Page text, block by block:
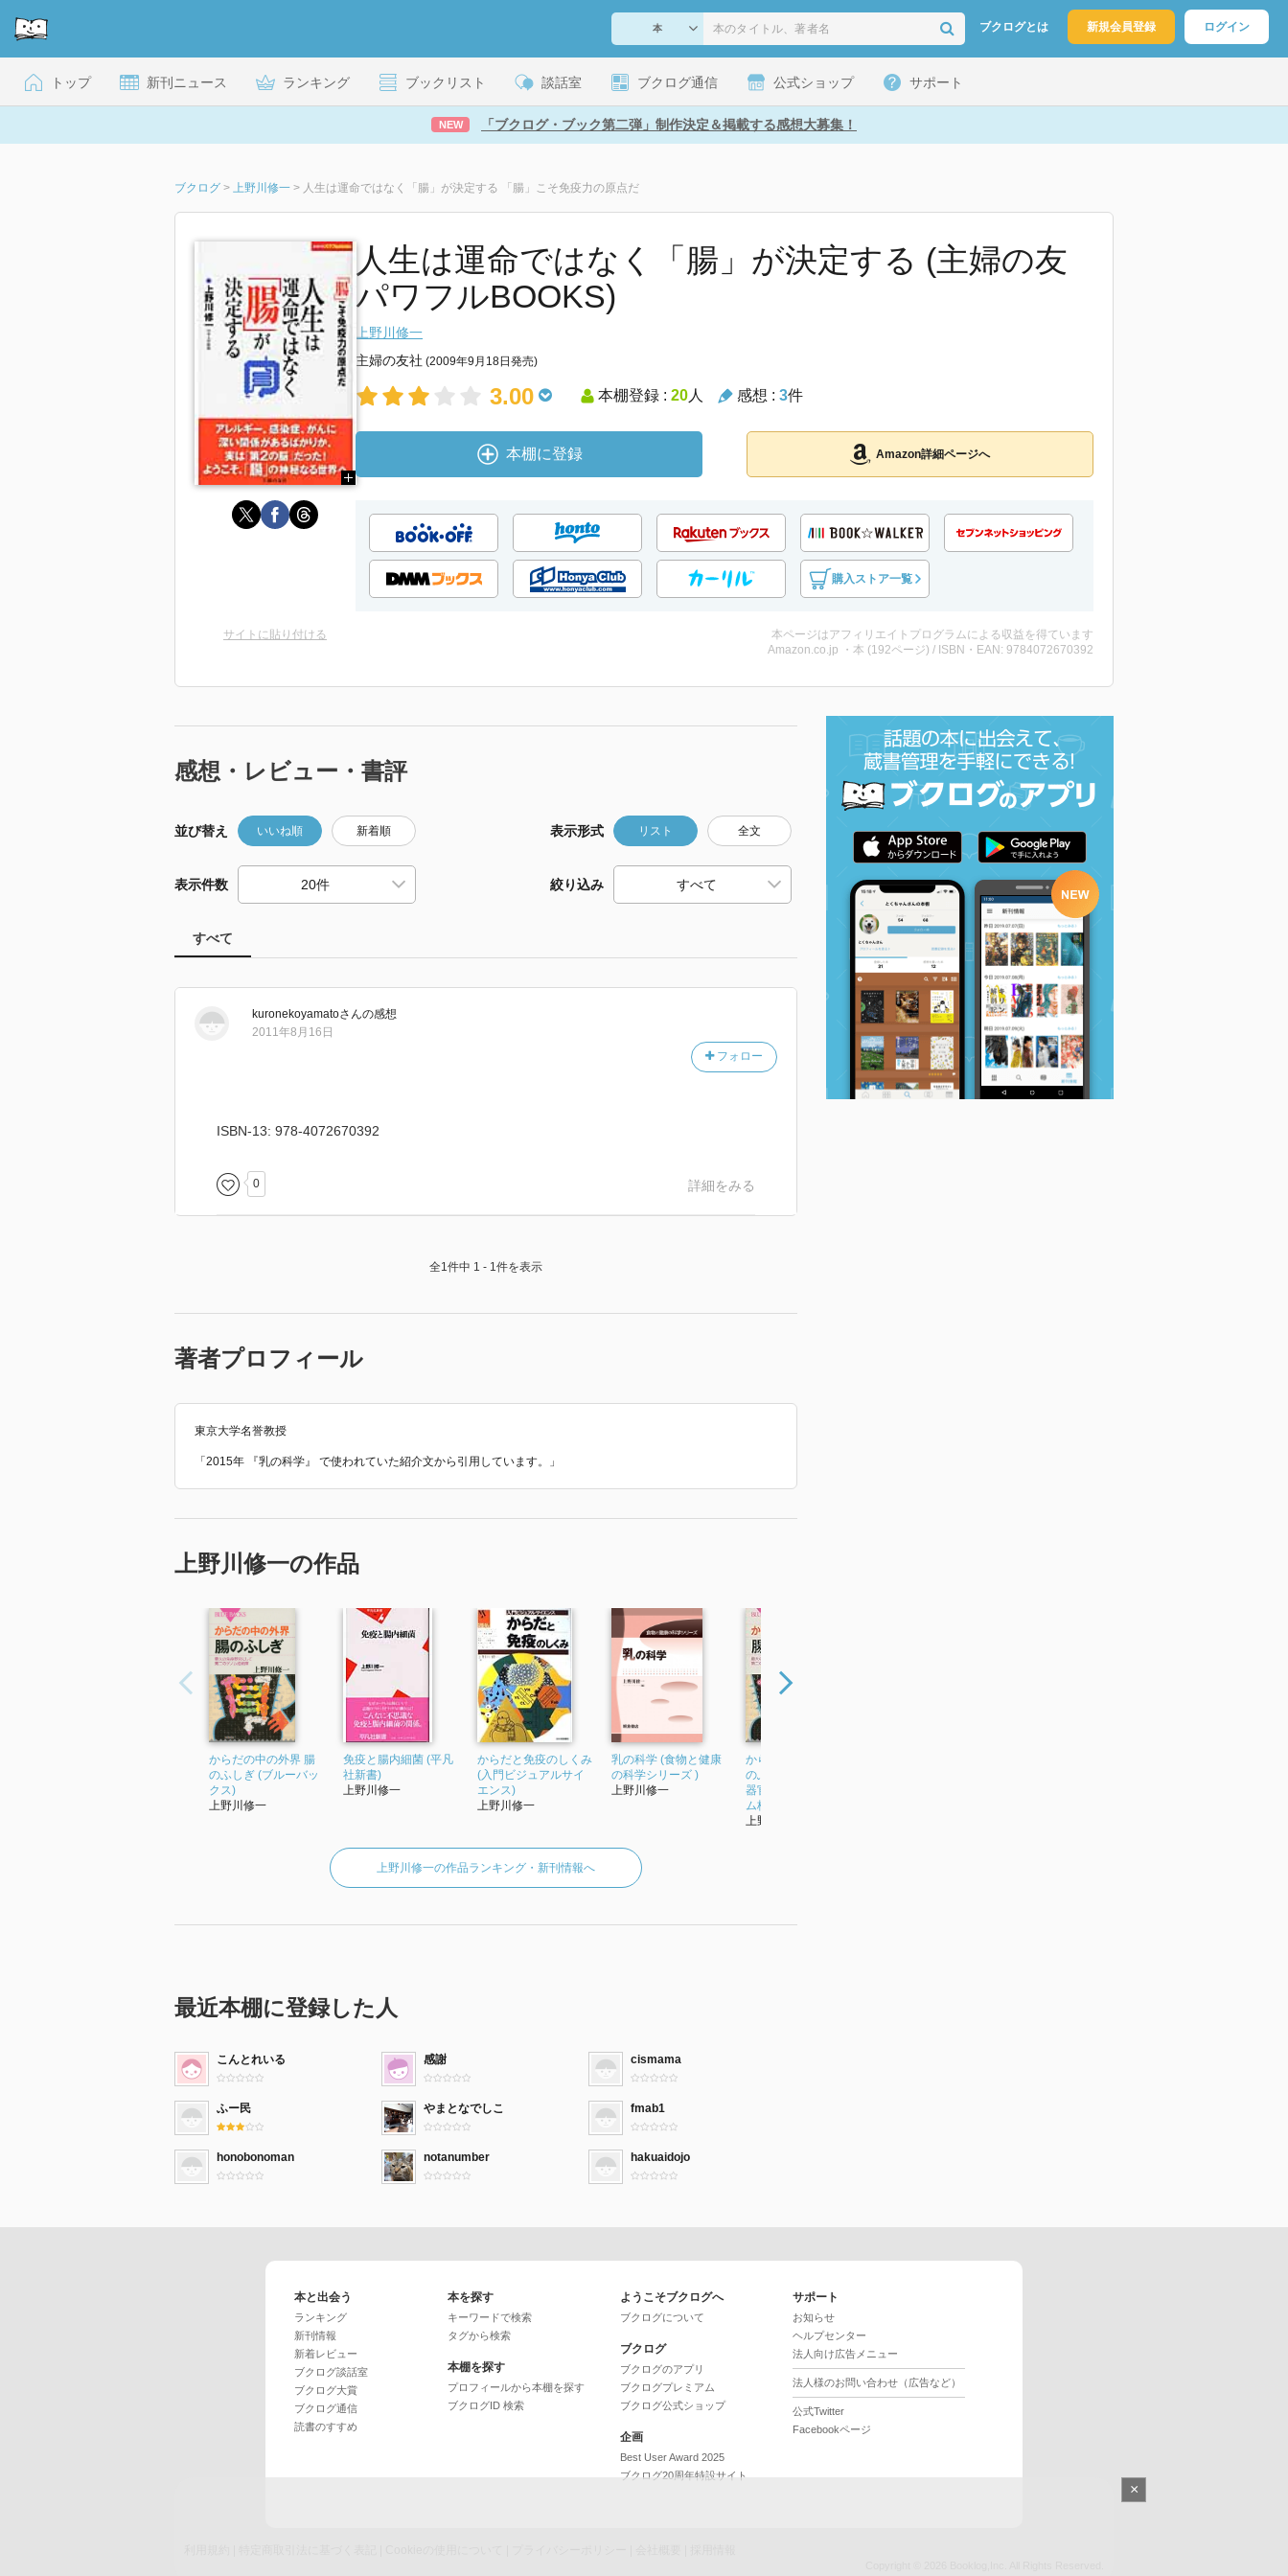
ブクログとは 新規会員登録 ログイン
トップ 新刊ニュース ランキング ブックリスト 談話室 ブクログ通信 公式ショップ サポート
NEW 「ブクログ・ブック第二弾」制作決定＆掲載する感想大募集！
ブクログ > 上野川修一 > 人生は運命ではなく「腸」が決定する 「腸」こそ免疫力の原点だ
人生は運命ではなく「腸」が決定する (主婦の友
パワフルBOOKS)
上野川修一
主婦の友社 (2009年9月18日発売)
3.00 本棚登録 : 20人 感想 : 3件
本棚に登録 Amazon詳細ページへ
購入ストア一覧
サイトに貼り付ける
本ページはアフィリエイトプログラムによる収益を得ています
Amazon.co.jp ・本 (192ページ) / ISBN・EAN: 9784072670392
感想・レビュー・書評
並び替え いいね順 新着順 表示形式 リスト 全文
表示件数 絞り込み
すべて
kuronekoyamatoさんの感想
フォロー
2011年8月16日
ISBN-13: 978-4072670392
0 詳細をみる
全1件中 1 - 1件を表示
著者プロフィール
東京大学名誉教授
「2015年 『乳の科学』 で使われていた紹介文から引用しています。」
上野川修一の作品
からだの中の外界 腸
のふしぎ (ブルーバッ
クス)
上野川修一
免疫と腸内細菌 (平凡
社新書)
上野川修一
からだと免疫のしくみ
(入門ビジュアルサイ
エンス)
上野川修一
乳の科学 (食物と健康
の科学シリーズ )
上野川修一
からだの中の外界 腸
のふしぎ 最大の免疫
器官にして第二のゲノ
ム格納庫 (ブル...
上野川修一
上野川修一の作品ランキング・新刊情報へ
最近本棚に登録した人
こんとれいる 感謝 cismama
ふー民 やまとなでしこ fmab1
honobonoman notanumber hakuaidojo
本と出会う
ランキング
新刊情報
新着レビュー
ブクログ談話室
ブクログ大賞
ブクログ通信
読書のすすめ
本を探す
キーワードで検索
タグから検索
本棚を探す
プロフィールから本棚を探す
ブクログID 検索
ようこそブクログへ
ブクログについて
ブクログ
ブクログのアプリ
ブクログプレミアム
ブクログ公式ショップ
企画
Best User Award 2025
ブクログ20周年特設サイト
サポート
お知らせ
ヘルプセンター
法人向け広告メニュー
法人様のお問い合わせ（広告など）
公式Twitter
Facebookページ
×